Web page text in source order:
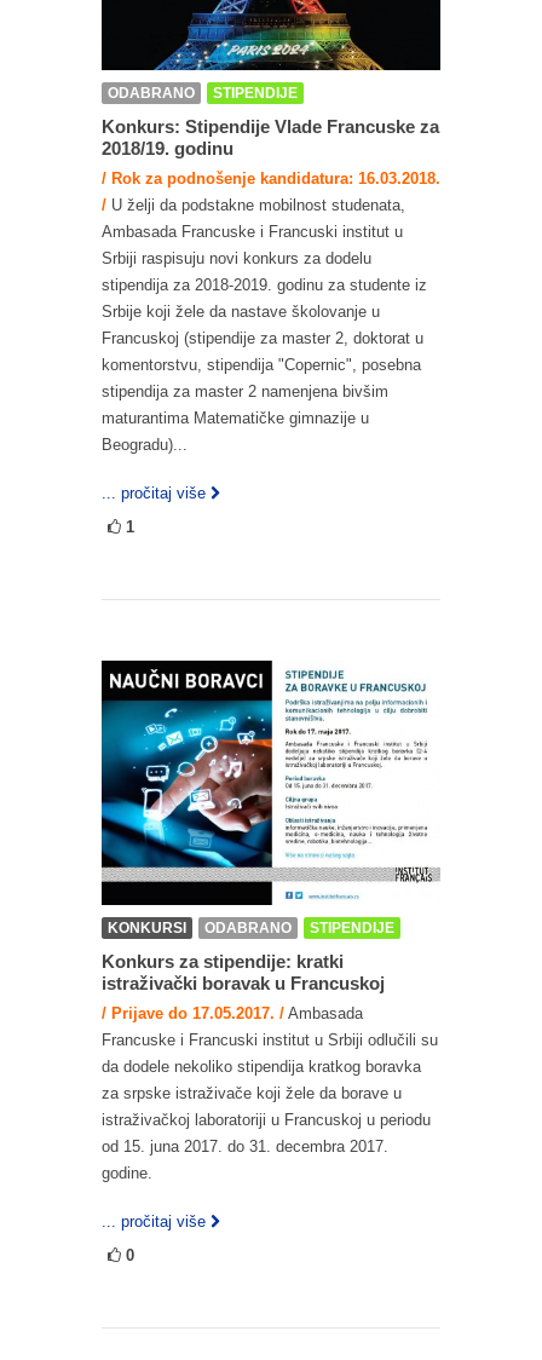
ODABRANO STIPENDIJE
Konkurs: Stipendije Vlade Francuske za
2018/19. godinu
/ Rok za podnošenje kandidatura: 16.03.2018.
/ U želji da podstakne mobilnost studenata,
Ambasada Francuske i Francuski institut u
Srbiji raspisuju novi konkurs za dodelu
stipendija za 2018-2019. godinu za studente iz
Srbije koji žele da nastave školovanje u
Francuskoj (stipendije za master 2, doktorat u
komentorstvu, stipendija "Copernic", posebna
stipendija za master 2 namenjena bivšim
maturantima Matematičke gimnazije u
Beogradu)...
... pročitaj više
1
KONKURSI ODABRANO STIPENDIJE
Konkurs za stipendije: kratki
istraživački boravak u Francuskoj
/ Prijave do 17.05.2017. / Ambasada
Francuske i Francuski institut u Srbiji odlučili su
da dodele nekoliko stipendija kratkog boravka
za srpske istraživače koji žele da borave u
istraživačkoj laboratoriji u Francuskoj u periodu
od 15. juna 2017. do 31. decembra 2017.
godine.
... pročitaj više
0